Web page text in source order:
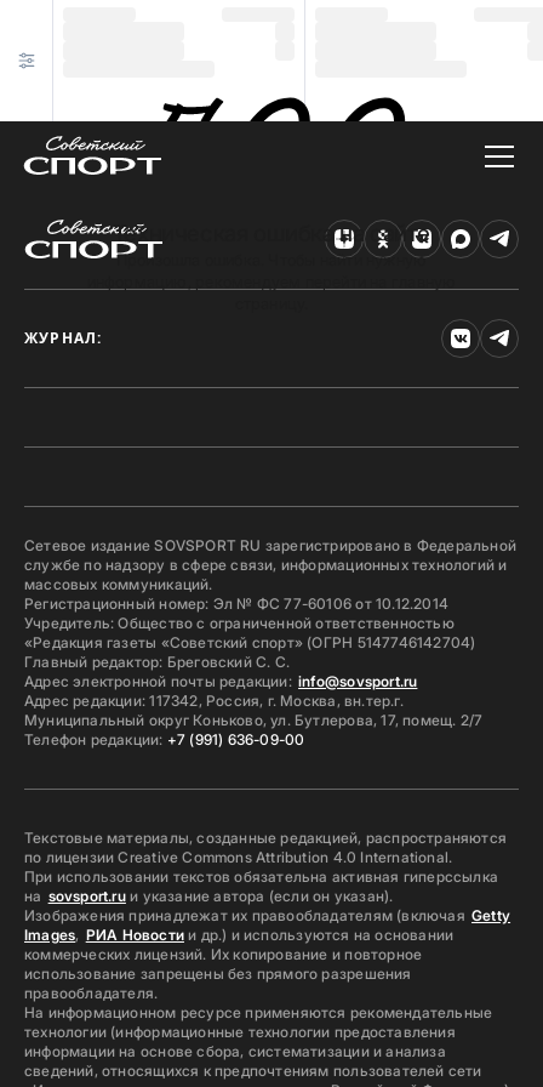
Техническая ошибка на сайте
Произошла ошибка. Чтобы найти нужную
ЖУРНАЛ:
Сетевое издание SOVSPORT RU зарегистрировано в Федеральной
службе по надзору в сфере связи, информационных технологий и
массовых коммуникаций.
Регистрационный номер: Эл № ФС 77-60106 от 10.12.2014
Учредитель: Общество с ограниченной ответственностью
«Редакция газеты «Советский спорт» (ОГРН 5147746142704)
Главный редактор: Бреговский С. С.
Адрес электронной почты редакции: info@sovsport.ru
Адрес редакции: 117342, Россия, г. Москва, вн.тер.г.
Муниципальный округ Коньково, ул. Бутлерова, 17, помещ. 2/7
Телефон редакции: +7 (991) 636-09-00
Текстовые материалы, созданные редакцией, распространяются
по лицензии Creative Commons Attribution 4.0 International.
При использовании текстов обязательна активная гиперссылка
на sovsport.ruи указание автора (если он указан).
Изображения принадлежат их правообладателям (включая Getty
Images, РИА Новостии др.) и используются на основании
коммерческих лицензий. Их копирование и повторное
использование запрещены без прямого разрешения
правообладателя.
На информационном ресурсе применяются рекомендательные
технологии (информационные технологии предоставления
информации на основе сбора, систематизации и анализа
сведений, относящихся к предпочтениям пользователей сети